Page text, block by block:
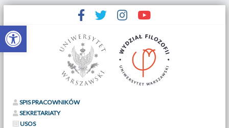
Otwórz pasek narzędzi
SPIS PRACOWNIKÓW
SEKRETARIATY
USOS